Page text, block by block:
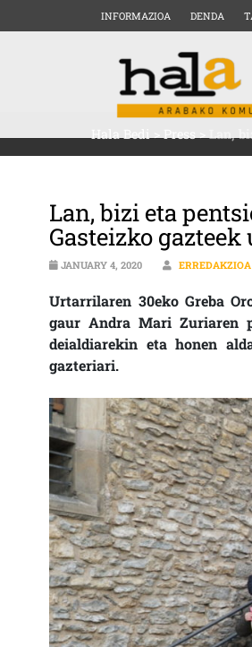
INFORMAZIOA DENDA
Hala Bedi>Press>Lan,
Lan, bizi eta
Gasteizko
JANUARY 4, 2020 ERREDAKZIOA
Urtarrilaren 30eko Greba
gaur Andra Mari Zuriaren
deialdiarekin eta honen
gazteriari.